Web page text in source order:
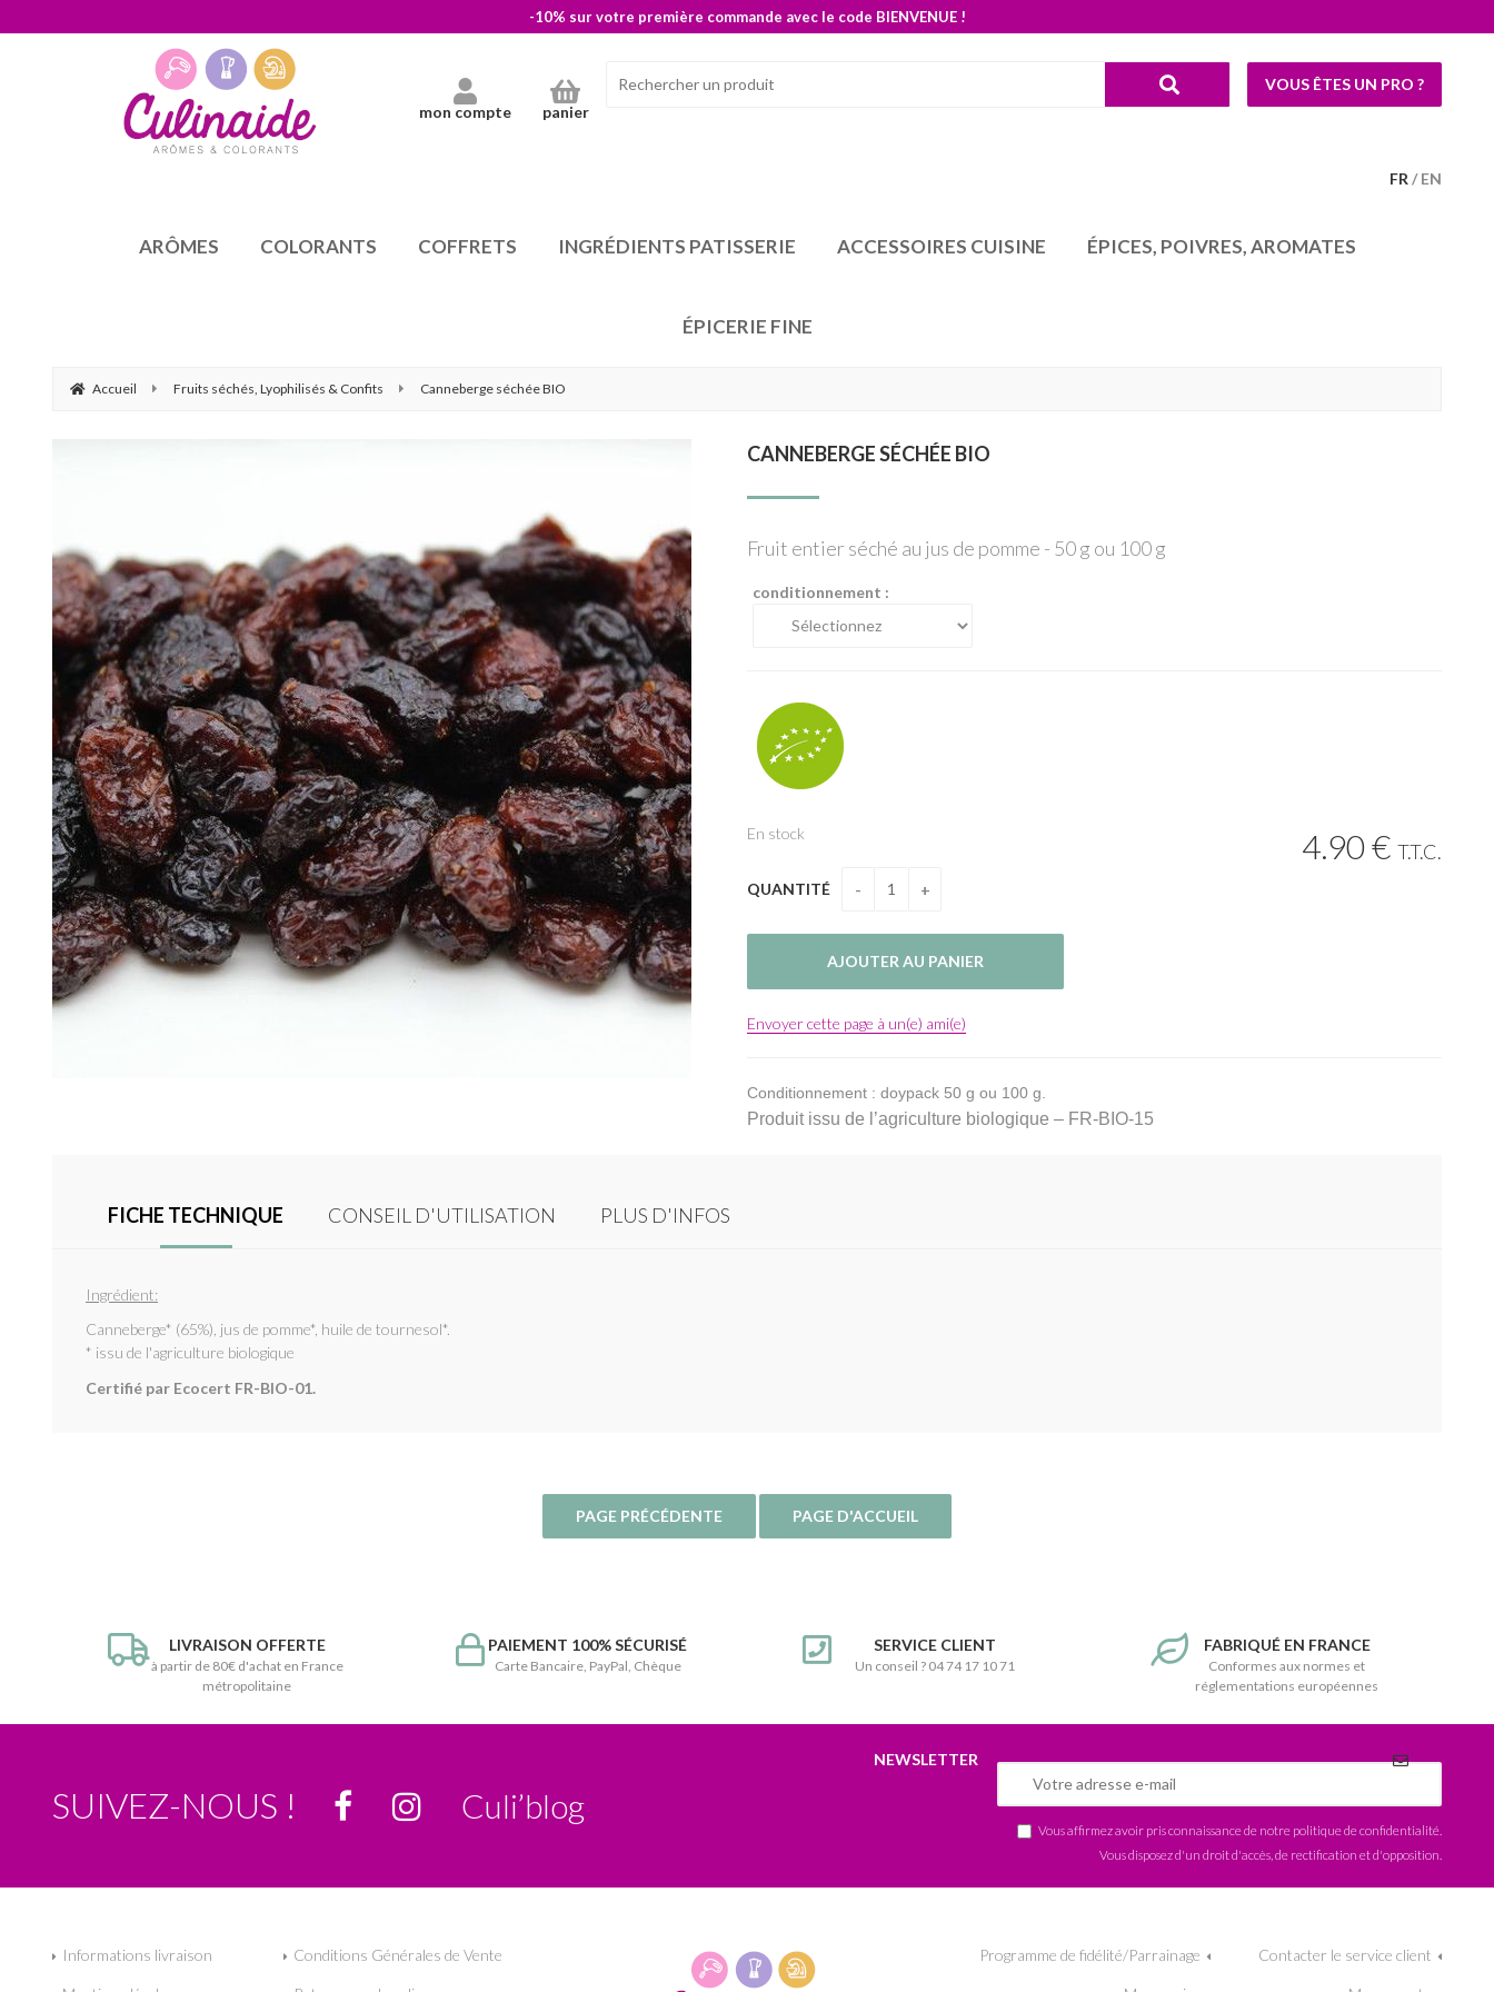
-10% sur votre première commande avec le code BIENVENUE !
FR EN
mon compte panier
VOUS ÊTES UN PRO ?
ARÔMES COLORANTS COFFRETS INGRÉDIENTS PATISSERIE ACCESSOIRES CUISINE ÉPICES, POIVRES, AROMATES
ÉPICERIE FINE
Accueil Fruits séchés, Lyophilisés & Confits Canneberge séchée BIO
CANNEBERGE SÉCHÉE BIO
Fruit entier séché au jus de pomme - 50 g ou 100 g
conditionnement :
4.90€ T.T.C.
En stock
QUANTITÉ
Envoyer cette page à un(e) ami(e)
Conditionnement : doypack 50 g ou 100 g.
Produit issu de l’agriculture biologique – FR-BIO-15
FICHE TECHNIQUE CONSEIL D'UTILISATION PLUS D'INFOS
Ingrédient:
Canneberge* (65%), jus de pomme*, huile de tournesol*.
* issu de l'agriculture biologique
Certifié par Ecocert FR-BIO-01.
LIVRAISON OFFERTE
à partir de 80€ d'achat en France
métropolitaine
PAIEMENT 100% SÉCURISÉ
Carte Bancaire, PayPal, Chèque
SERVICE CLIENT
Un conseil ? 04 74 17 10 71
FABRIQUÉ EN FRANCE
Conformes aux normes et
réglementations européennes
SUIVEZ-NOUS ! Culi’blog
NEWSLETTER
Vous affirmez avoir pris connaissance de notre politique de confidentialité
Vous disposez d'un droit d'accès, de rectification et d'opposition.
Informations livraison Conditions Générales de Vente Programme de fidélité/Parrainage Contacter le service client